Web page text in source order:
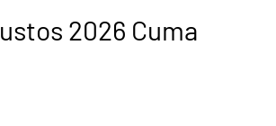
2026 Cuma